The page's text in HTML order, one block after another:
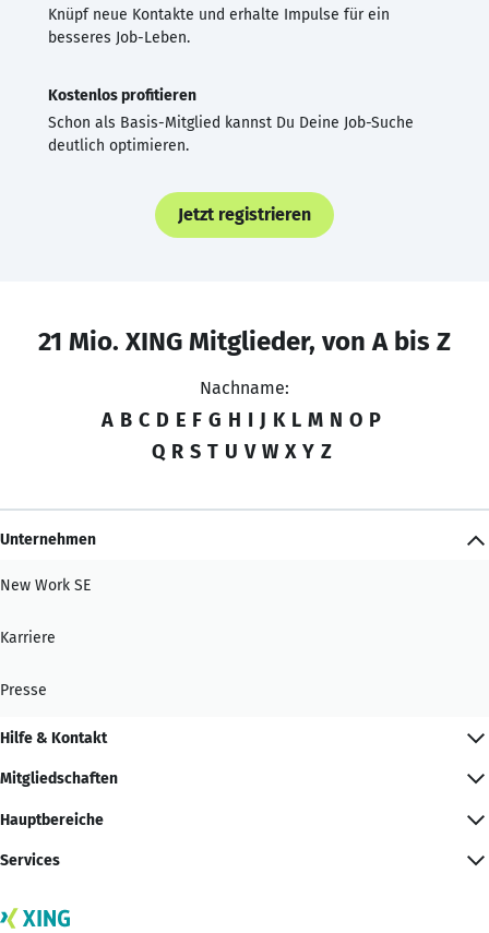
Knüpf neue Kontakte und erhalte Impulse für ein
besseres Job-Leben.
Kostenlos profitieren
Schon als Basis-Mitglied kannst Du Deine Job-Suche
deutlich optimieren.
Jetzt registrieren
21 Mio. XING Mitglieder, von A bis Z
Nachname:
A B C D E F G H I J K L M N O P
Q R S T U V W X Y Z
Unternehmen
New Work SE
Karriere
Presse
Hilfe & Kontakt
Mitgliedschaften
Hauptbereiche
Services